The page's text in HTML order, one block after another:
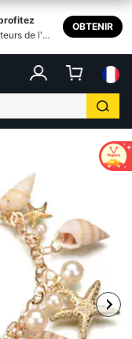
de l'ap
OBTENIR